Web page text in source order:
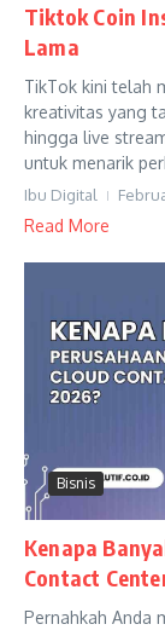
Tiktok Coin
Lama
TikTok kini telah
kreativitas yang
hingga live
untuk menarik
Ibu Digital
Read More
Bisnis
Kenapa
Contact
Pernahkah Anda